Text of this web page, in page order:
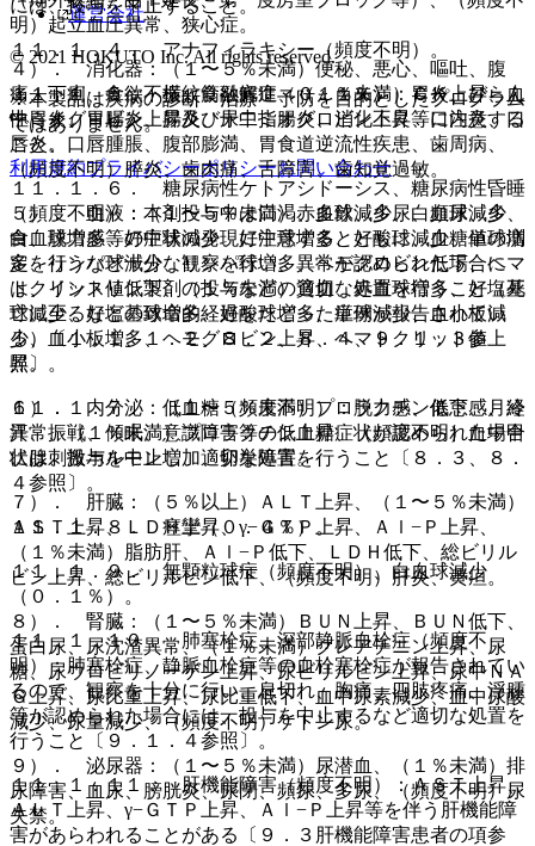
明）起立血圧異常、狭心症。
４）． 消化器：（１〜５％未満）便秘、悪心、嘔吐、腹
痛、下痢、食欲不振、食欲亢進、（１％未満）胃炎、びらん
性胃炎、胃腸炎、腸炎、十二指腸炎、消化不良、口内炎、口
唇炎、口唇腫脹、腹部膨満、胃食道逆流性疾患、歯周病、
（頻度不明）膵炎、歯肉痛、舌障害、歯知覚過敏。
５）． 血液：（１〜５％未満）赤血球減少、白血球減少、
白血球増多、好中球減少、好中球増多、好酸球減少、単球増
多、リンパ球減少、リンパ球増多、ヘモグロビン低下、ヘマ
トクリット値低下、（１％未満）貧血、赤血球増多、好塩基
球減少、好塩基球増多、好酸球増多、単球減少、血小板減
少、血小板増多、ヘモグロビン上昇、ヘマトクリット値上
昇。
６）． 内分泌：（１〜５％未満）プロラクチン低下、月経
異常、（１％未満）プロラクチン上昇、（頻度不明）血中甲
状腺刺激ホルモン増加、卵巣障害。
７）． 肝臓：（５％以上）ＡＬＴ上昇、（１〜５％未満）
ＡＳＴ上昇、ＬＤＨ上昇、γ−ＧＴＰ上昇、Ａｌ−Ｐ上昇、
（１％未満）脂肪肝、Ａｌ−Ｐ低下、ＬＤＨ低下、総ビリル
ビン上昇、総ビリルビン低下、（頻度不明）肝炎、黄疸。
８）． 腎臓：（１〜５％未満）ＢＵＮ上昇、ＢＵＮ低下、
蛋白尿、尿沈渣異常、（１％未満）クレアチニン上昇、尿
糖、尿ウロビリノーゲン上昇、尿ビリルビン上昇、尿中ＮＡ
Ｇ上昇、尿比重上昇、尿比重低下、血中尿素減少、血中尿酸
減少、尿量減少、（頻度不明）ケトン尿。
９）． 泌尿器：（１〜５％未満）尿潜血、（１％未満）排
尿障害、血尿、膀胱炎、尿閉、頻尿、多尿、（頻度不明）尿
失禁。
には、投与を中止すること。
１１．１．４． アナフィラキシー（頻度不明）。
１１．１．５． 横紋筋融解症（０．１％）：ＣＫ上昇、血
中ミオグロビン上昇及び尿中ミオグロビン上昇等に注意する
こと。
１１．１．６． 糖尿病性ケトアシドーシス、糖尿病性昏睡
（頻度不明）：本剤投与中は口渇、多飲、多尿、頻尿、多
食、脱力感等の症状の発現に注意するとともに、血糖値の測
定を行うなど十分な観察を行い、異常が認められた場合に
は、インスリン製剤の投与などの適切な処置を行うこと（死
亡に至るなどの致命的経過をたどった症例が報告されてい
る）〔１．１、１．２、８．２、８．４、９．１．３参
照〕。
１１．１．７． 低血糖（頻度不明）：脱力感、倦怠感、冷
汗、振戦、傾眠、意識障害等の低血糖症状が認められた場合
には、投与を中止し、適切な処置を行うこと〔８．３、８．
４参照〕。
１１．１．８． 痙攣（０．４％）。
１１．１．９． 無顆粒球症（頻度不明）、白血球減少
（０．１％）。
１１．１．１０． 肺塞栓症、深部静脈血栓症（頻度不
明）：肺塞栓症、静脈血栓症等の血栓塞栓症が報告されてい
るので、観察を十分に行い、息切れ、胸痛、四肢疼痛、浮腫
等が認められた場合には、投与を中止するなど適切な処置を
行うこと〔９．１．４参照〕。
１１．１．１１． 肝機能障害（頻度不明）：ＡＳＴ上昇、
ＡＬＴ上昇、γ−ＧＴＰ上昇、Ａｌ−Ｐ上昇等を伴う肝機能障
害があらわれることがある〔９．３肝機能障害患者の項参
運営会社
© 2021 HOKUTO Inc. All rights reserved.
※本製品は疾病の診断・治療・予防を目的としたプログラム
ではありません。
利用規約プライバシーポリシーお問い合わせ